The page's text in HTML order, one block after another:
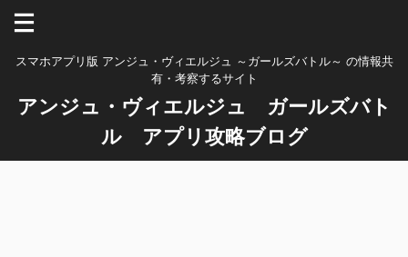
スマホアプリ版 アンジュ・ヴィエルジュ ～ガールズバトル～ の情報共
有・考察するサイト
アンジュ・ヴィエルジュ ガールズバト
ル アプリ攻略ブログ